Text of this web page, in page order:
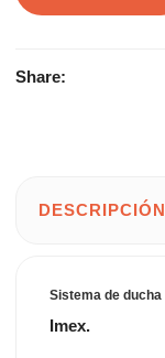
Share:
DESCRIPCIÓN
Sistema de ducha
Imex.